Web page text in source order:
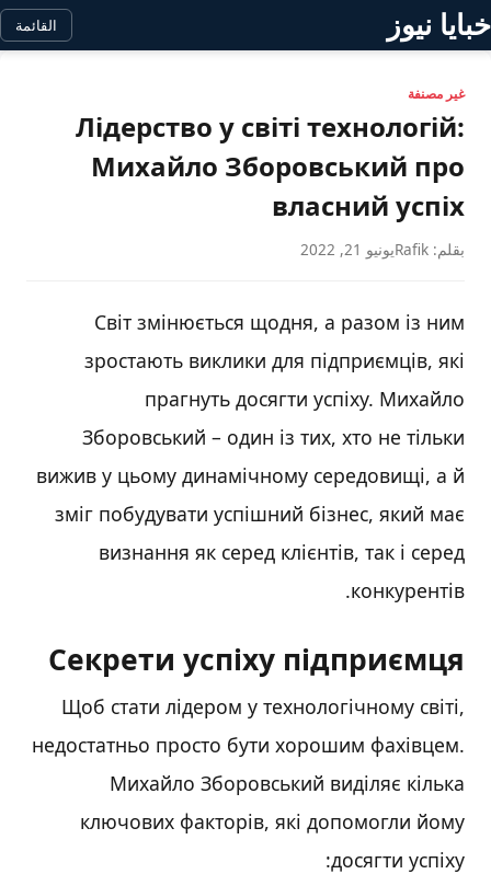
خبايا نيوز القائمة
غير مصنفة
Лідерство у світі технологій:
Михайло Зборовський про
власний успіх
بقلم: Rafik يونيو 21, 2022
Світ змінюється щодня, а разом із ним
зростають виклики для підприємців, які
прагнуть досягти успіху. Михайло
Зборовський – один із тих, хто не тільки
вижив у цьому динамічному середовищі, а й
зміг побудувати успішний бізнес, який має
визнання як серед клієнтів, так і серед
конкурентів.
Секрети успіху підприємця
Щоб стати лідером у технологічному світі,
недостатньо просто бути хорошим фахівцем.
Михайло Зборовський виділяє кілька
ключових факторів, які допомогли йому
досягти успіху: